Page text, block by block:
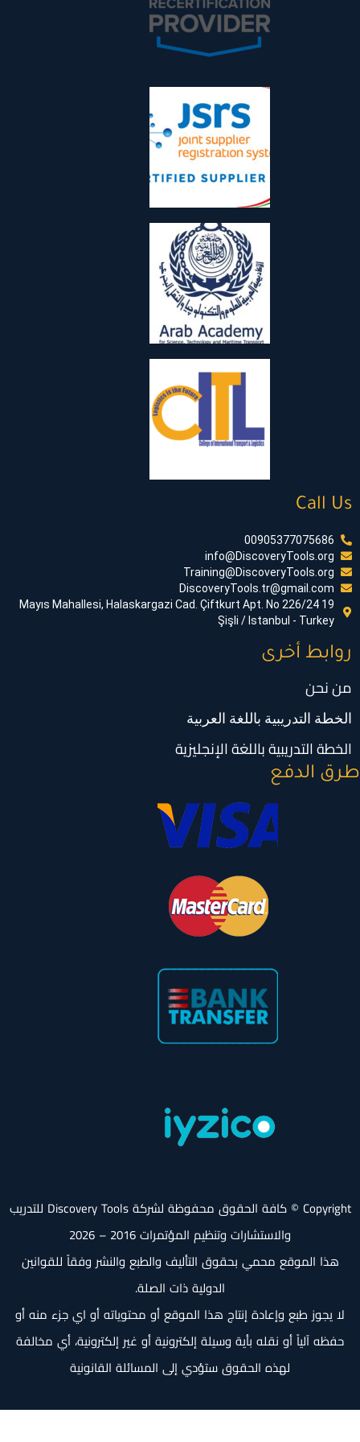
Call Us
00905377075686
info@DiscoveryTools.org
Training@DiscoveryTools.org
DiscoveryTools.tr@gmail.com
19 Mayıs Mahallesi, Halaskargazi Cad. Çiftkurt Apt. No 226/24
Şişli / Istanbul - Turkey
روابط أخرى
من نحن
الخطة التدريبية باللغة العربية
الخطة التدريبية باللغة الإنجليزية
طرق الدفع
Copyright © كافة الحقوق محفوظة لشركة Discovery Tools للتدريب
والاستشارات وتنظيم المؤتمرات 2016 – 2026
هذا الموقع محمي بحقوق التأليف والطبع والنشر وفقاً للقوانين
الدولية ذات الصلة.
لا يجوز طبع وإعادة إنتاج هذا الموقع أو محتوياته أو اي جزء منه أو
حفظه آلياً أو نقله بأية وسيلة إلكترونية أو غير إلكترونية، أي مخالفة
لهذه الحقوق ستؤدي إلى المسائلة القانونية